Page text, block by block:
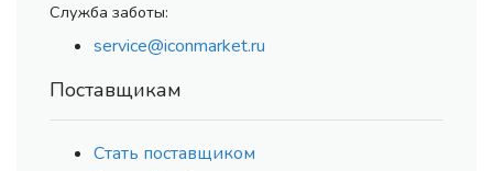
Служба заботы:
service@iconmarket.ru
Поставщикам
Стать поставщиком